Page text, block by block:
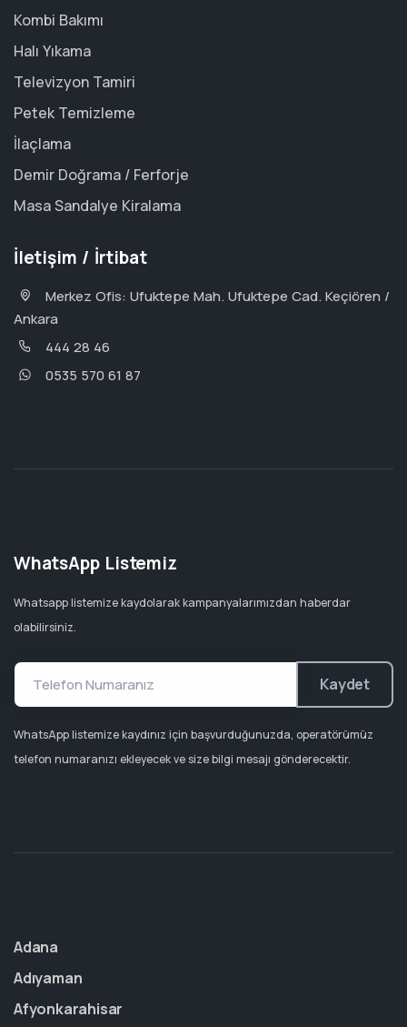
Kombi Bakımı
Halı Yıkama
Televizyon Tamiri
Petek Temizleme
İlaçlama
Demir Doğrama / Ferforje
Masa Sandalye Kiralama
İletişim / İrtibat
Merkez Ofis: Ufuktepe Mah. Ufuktepe Cad. Keçiören /
Ankara
444 28 46
0535 570 61 87
WhatsApp Listemiz
Whatsapp listemize kaydolarak kampanyalarımızdan haberdar
olabilirsiniz.
Kaydet
WhatsApp listemize kaydınız için başvurduğunuzda, operatörümüz
telefon numaranızı ekleyecek ve size bilgi mesajı gönderecektir.
Adana
Adıyaman
Afyonkarahisar